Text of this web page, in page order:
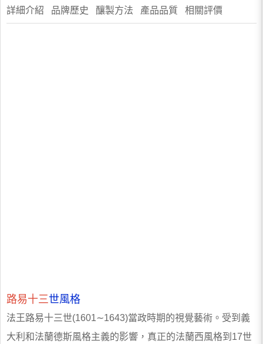
詳細介紹 品牌歷史 釀製方法 產品品質 相關評價
路易十三世風格
法王路易十三世(1601∼1643)當政時期的視覺藝術。受到義
大利和法蘭德斯風格主義的影響，真正的法蘭西風格到17世